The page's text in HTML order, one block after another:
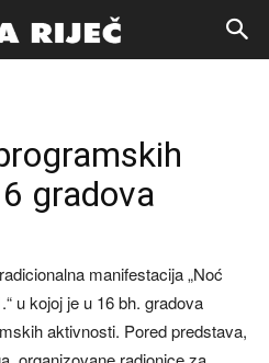
gradova
manifestacija „Noć
u kojoj je u 16 bh. gradova
aktivnosti. Pored predstava,